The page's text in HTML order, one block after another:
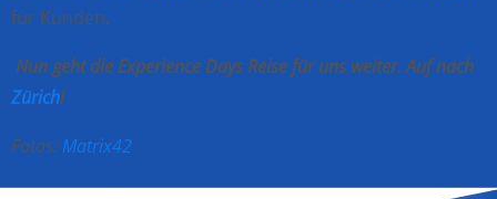
für Kunden.
Nun geht die Experience Days Reise für uns weiter. Auf nach
Zürich!
Fotos: Matrix42